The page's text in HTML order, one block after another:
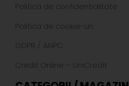
Politica de confidentialitate
Politica de cookie-uri
GDPR / ANPC
Credit Online – UniCredit